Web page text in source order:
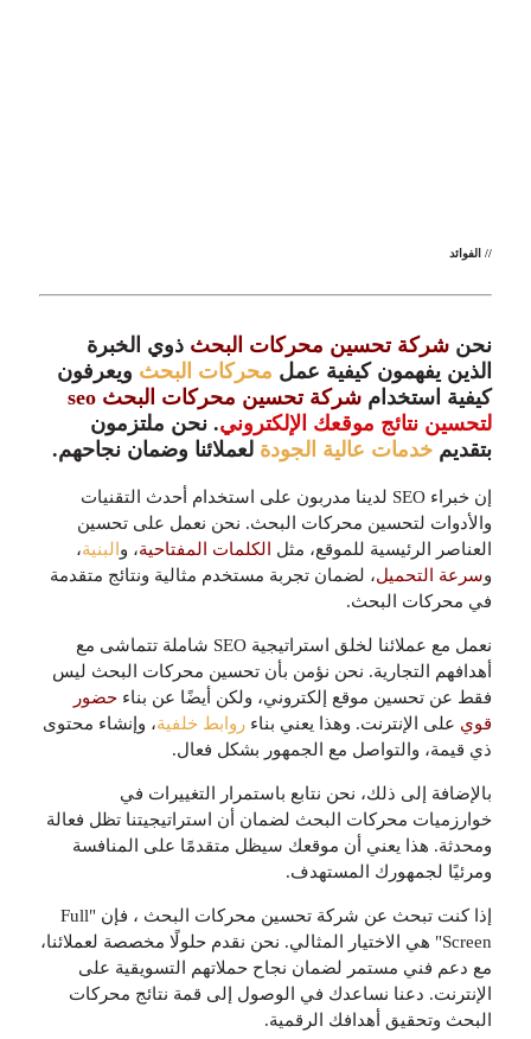
// الفوائد
نحن شركة تحسين محركات البحث ذوي الخبرة
الذين يفهمون كيفية عمل محركات البحث ويعرفون
كيفية استخدام شركة تحسين محركات البحث seo
لتحسين نتائج موقعك الإلكتروني. نحن ملتزمون
بتقديم خدمات عالية الجودة لعملائنا وضمان نجاحهم.
إن خبراء SEO لدينا مدربون على استخدام أحدث التقنيات
والأدوات لتحسين محركات البحث. نحن نعمل على تحسين
العناصر الرئيسية للموقع، مثل
الكلمات المفتاحية، و البنية،
وسرعة التحميل، لضمان تجربة مستخدم مثالية ونتائج متقدمة
في محركات البحث.
نعمل مع عملائنا لخلق استراتيجية SEO شاملة تتماشى مع
أهدافهم التجارية. نحن نؤمن بأن تحسين محركات البحث ليس
فقط عن تحسين موقع إلكتروني، ولكن أيضًا عن بناء حضور
قوي على الإنترنت. وهذا يعني بناء روابط خلفية، وإنشاء محتوى
ذي قيمة، والتواصل مع الجمهور بشكل فعال.
بالإضافة إلى ذلك، نحن نتابع باستمرار التغييرات في
خوارزميات محركات البحث لضمان أن استراتيجيتنا تظل فعالة
ومحدثة. هذا يعني أن موقعك سيظل متقدمًا على المنافسة
ومرئيًا لجمهورك المستهدف.
إذا كنت تبحث عن شركة تحسين محركات البحث ، فإن "Full
Screen" هي الاختيار المثالي. نحن نقدم حلولًا مخصصة لعملائنا،
مع دعم فني مستمر لضمان نجاح حملاتهم التسويقية على
الإنترنت. دعنا نساعدك في الوصول إلى قمة نتائج محركات
البحث وتحقيق أهدافك الرقمية.